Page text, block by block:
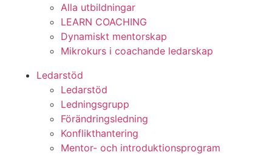
Alla utbildningar
LEARN COACHING
Dynamiskt mentorskap
Mikrokurs i coachande ledarskap
Ledarstöd
Ledarstöd
Ledningsgrupp
Förändringsledning
Konflikthantering
Mentor- och introduktionsprogram